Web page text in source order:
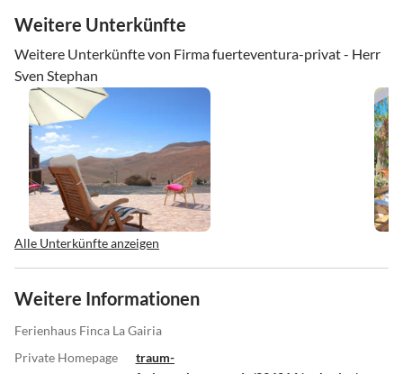
Weitere Unterkünfte
Weitere Unterkünfte von Firma fuerteventura-privat - Herr
Sven Stephan
Alle Unterkünfte anzeigen
Weitere Informationen
Ferienhaus Finca La Gairia
Private Homepage
traum-